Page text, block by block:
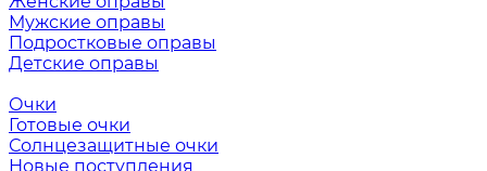
Мужские оправы
Подростковые оправы
Детские оправы
Очки
Готовые очки
Солнцезащитные очки
Новые поступления